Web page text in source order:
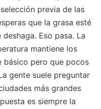
previa de las
que la grasa esté
Eso pasa. La
mantiene los
básico pero que pocos
gente suele preguntar
más grandes
es siempre la